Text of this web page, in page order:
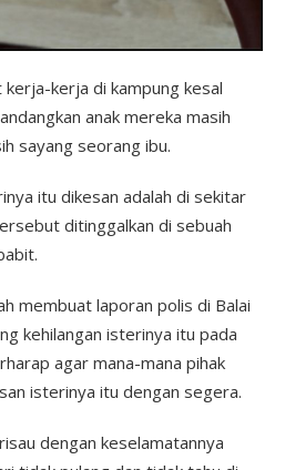
kerja di kampung kesal
anak mereka masih
sayang seorang ibu.
itu dikesan adalah di sekitar
ditinggalkan di sebuah
membuat laporan polis di Balai
kehilangan isterinya itu pada
agar mana-mana pihak
isterinya itu dengan segera.
dengan keselamatannya